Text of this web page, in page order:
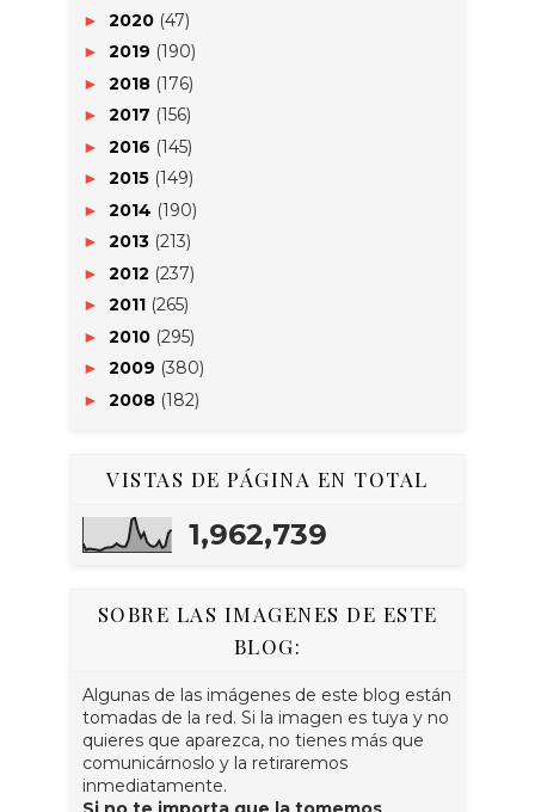
► 2020 (47)
► 2019 (190)
► 2018 (176)
► 2017 (156)
► 2016 (145)
► 2015 (149)
► 2014 (190)
► 2013 (213)
► 2012 (237)
► 2011 (265)
► 2010 (295)
► 2009 (380)
► 2008 (182)
VISTAS DE PÁGINA EN TOTAL
1,962,739
SOBRE LAS IMAGENES DE ESTE
BLOG:
Algunas de las imágenes de este blog están
tomadas de la red. Si la imagen es tuya y no
quieres que aparezca, no tienes más que
comunicárnoslo y la retiraremos
inmediatamente.